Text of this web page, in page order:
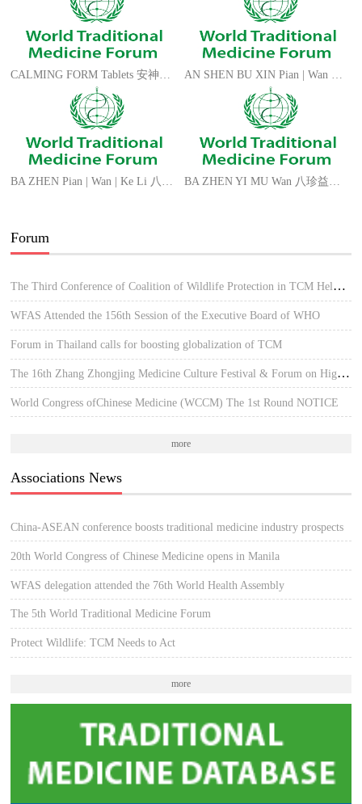
CALMING FORM Tablets 安神补脑片 AN SHEN BU NAO Pian AN SHEN BU XIN Pian | Wan 安神补心片/丸 PEACE FORM Tablets | Pills CN
BA ZHEN Pian | Wan | Ke Li 八珍片/丸/颗粒 ANGEL EIGHT FORM Tablets | Pills | Granules BA ZHEN YI MU Wan 八珍益母丸 MOTHERWORT FORM Pills
Forum
The Third Conference of Coalition of Wildlife Protection in TCM Held in Hue, Vietnam
WFAS Attended the 156th Session of the Executive Board of WHO
Forum in Thailand calls for boosting globalization of TCM
The 16th Zhang Zhongjing Medicine Culture Festival & Forum on High-quality Development of TCM
World Congress ofChinese Medicine (WCCM) The 1st Round NOTICE
more
Associations News
China-ASEAN conference boosts traditional medicine industry prospects
20th World Congress of Chinese Medicine opens in Manila
WFAS delegation attended the 76th World Health Assembly
The 5th World Traditional Medicine Forum
Protect Wildlife: TCM Needs to Act
more